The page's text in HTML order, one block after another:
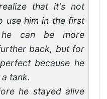
that it's not
use him in the first
can be more
back, but for
because he
tank.
he stayed alive